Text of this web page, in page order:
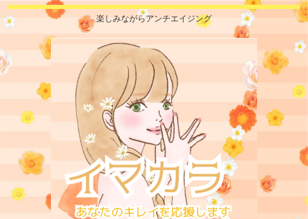
楽しみながらアンチエイジング